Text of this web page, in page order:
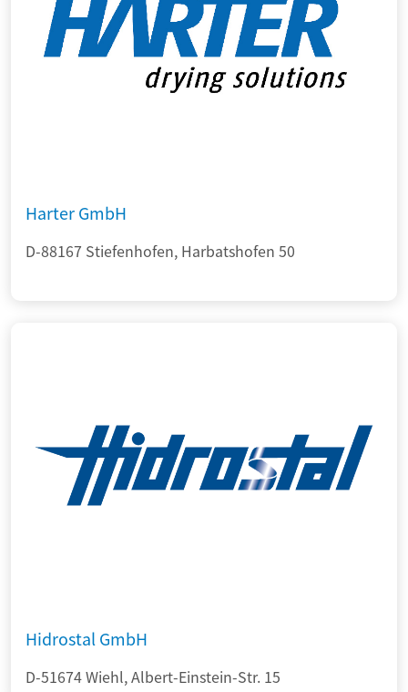
Harter GmbH
D-88167 Stiefenhofen, Harbatshofen 50
Hidrostal GmbH
D-51674 Wiehl, Albert-Einstein-Str. 15